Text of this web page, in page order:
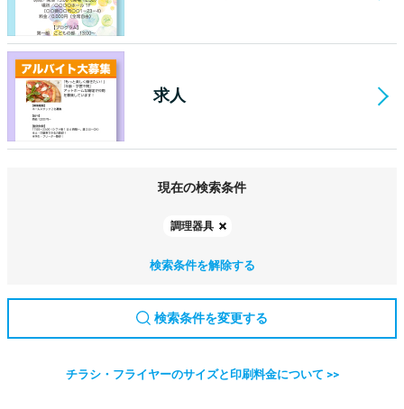
求人
現在の検索条件
調理器具
検索条件を解除する
検索条件を変更する
チラシ・フライヤーのサイズと印刷料金について >>